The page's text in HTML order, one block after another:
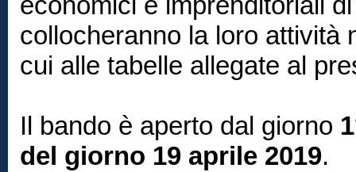
collocheranno la loro attività
cui alle tabelle allegate al
Il bando è aperto dal giorno
del giorno 19 aprile 2019.